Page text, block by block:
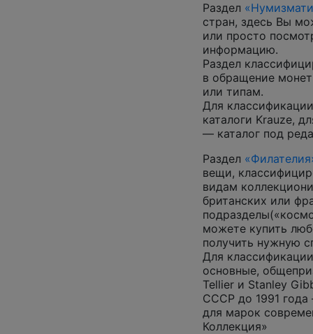
Раздел
стран, здесь Вы
или просто
информацию.
Раздел
в обращение
или типам.
Для
каталоги Krauze,
— каталог под
Раздел
вещи,
видам
британских или
можете купить
получить нужную
Для
основные,
Tellier и Stanley
СССР до 1991
для марок
Коллекция»